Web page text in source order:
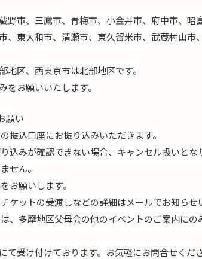
野市、三鷹市、青梅市、小金井市、府中市、
、東大和市、清瀬市、東久留米市、武蔵村山
区、西東京市は北部地区です。
をお願いいたします。
願い
振込口座にお振り込みいただきます。
込みが確認できない場合、キャンセル扱いとな
せん。
お願いします。
ケットの受渡しなどの詳細はメールでお知らせ
、多摩地区父母会の他のイベントのご案内に
受け付けております。お気軽にお問合せくださ